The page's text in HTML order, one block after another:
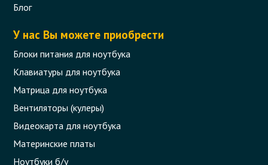
Блог
У нас Вы можете приобрести
Блоки питания для ноутбука
Клавиатуры для ноутбука
Матрица для ноутбука
Вентиляторы (кулеры)
Видеокарта для ноутбука
Материнские платы
Ноутбуки б/у